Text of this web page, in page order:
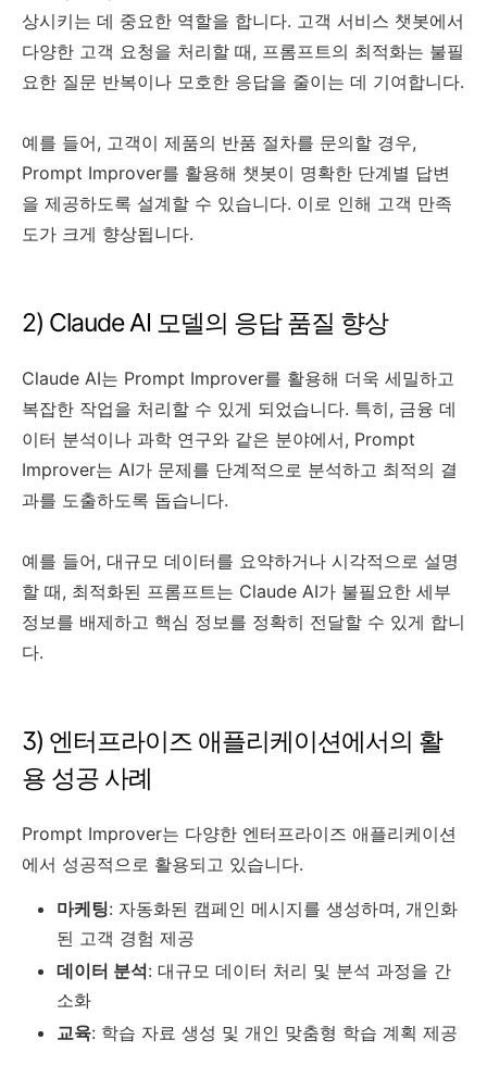
상시키는 데 중요한 역할을 합니다. 고객 서비스 챗봇에서
다양한 고객 요청을 처리할 때, 프롬프트의 최적화는 불필
요한 질문 반복이나 모호한 응답을 줄이는 데 기여합니다.
예를 들어, 고객이 제품의 반품 절차를 문의할 경우,
Prompt Improver를 활용해 챗봇이 명확한 단계별 답변
을 제공하도록 설계할 수 있습니다. 이로 인해 고객 만족
도가 크게 향상됩니다.
2) Claude AI 모델의 응답 품질 향상
Claude AI는 Prompt Improver를 활용해 더욱 세밀하고
복잡한 작업을 처리할 수 있게 되었습니다. 특히, 금융 데
이터 분석이나 과학 연구와 같은 분야에서, Prompt
Improver는 AI가 문제를 단계적으로 분석하고 최적의 결
과를 도출하도록 돕습니다.
예를 들어, 대규모 데이터를 요약하거나 시각적으로 설명
할 때, 최적화된 프롬프트는 Claude AI가 불필요한 세부
정보를 배제하고 핵심 정보를 정확히 전달할 수 있게 합니
다.
3) 엔터프라이즈 애플리케이션에서의 활
용 성공 사례
Prompt Improver는 다양한 엔터프라이즈 애플리케이션
에서 성공적으로 활용되고 있습니다.
마케팅: 자동화된 캠페인 메시지를 생성하며, 개인화
된 고객 경험 제공
데이터 분석: 대규모 데이터 처리 및 분석 과정을 간
소화
교육: 학습 자료 생성 및 개인 맞춤형 학습 계획 제공